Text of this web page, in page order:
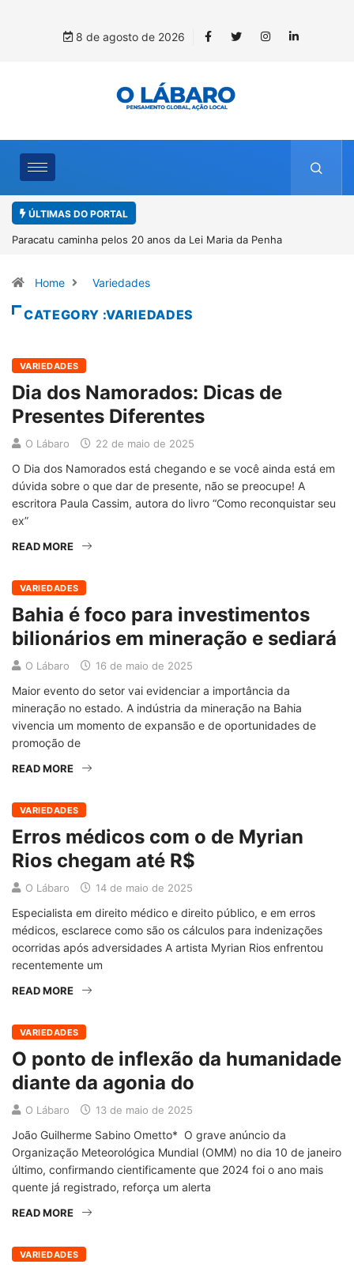
8 de agosto de 2026
ÚLTIMAS DO PORTAL
da PenhaProjeto CUTUCAR abre nova edição e semeia o futuro
Home Variedades
CATEGORY :VARIEDADES
VARIEDADES
Dia dos Namorados: Dicas de
Presentes Diferentes
O Lábaro 22 de maio de 2025
O Dia dos Namorados está chegando e se você ainda está em
dúvida sobre o que dar de presente, não se preocupe! A
escritora Paula Cassim, autora do livro “Como reconquistar seu
ex”
READ MORE
VARIEDADES
Bahia é foco para investimentos
bilionários em mineração e sediará
O Lábaro 16 de maio de 2025
Maior evento do setor vai evidenciar a importância da
mineração no estado. A indústria da mineração na Bahia
vivencia um momento de expansão e de oportunidades de
promoção de
READ MORE
VARIEDADES
Erros médicos com o de Myrian
Rios chegam até R$
O Lábaro 14 de maio de 2025
Especialista em direito médico e direito público, e em erros
médicos, esclarece como são os cálculos para indenizações
ocorridas após adversidades A artista Myrian Rios enfrentou
recentemente um
READ MORE
VARIEDADES
O ponto de inflexão da humanidade
diante da agonia do
O Lábaro 13 de maio de 2025
João Guilherme Sabino Ometto* O grave anúncio da
Organização Meteorológica Mundial (OMM) no dia 10 de janeiro
último, confirmando cientificamente que 2024 foi o ano mais
quente já registrado, reforça um alerta
READ MORE
VARIEDADES